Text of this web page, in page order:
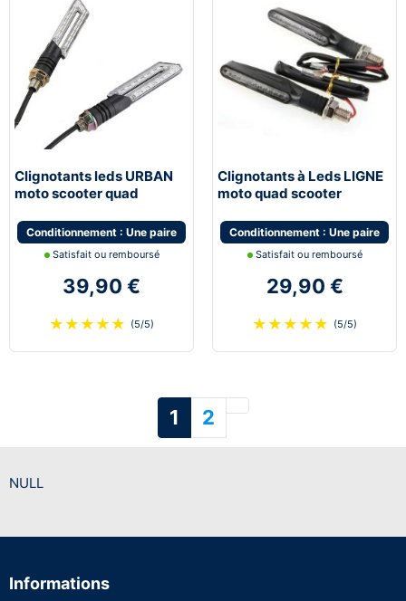
Clignotants leds URBAN
moto scooter quad
Conditionnement : Une paire
Satisfait ou remboursé
39,90 €
★ ★ ★ ★ ★ (5/5)
Clignotants à Leds LIGNE
moto quad scooter
Conditionnement : Une paire
Satisfait ou remboursé
29,90 €
★ ★ ★ ★ ★ (5/5)
1 2 Suivant
NULL
Informations